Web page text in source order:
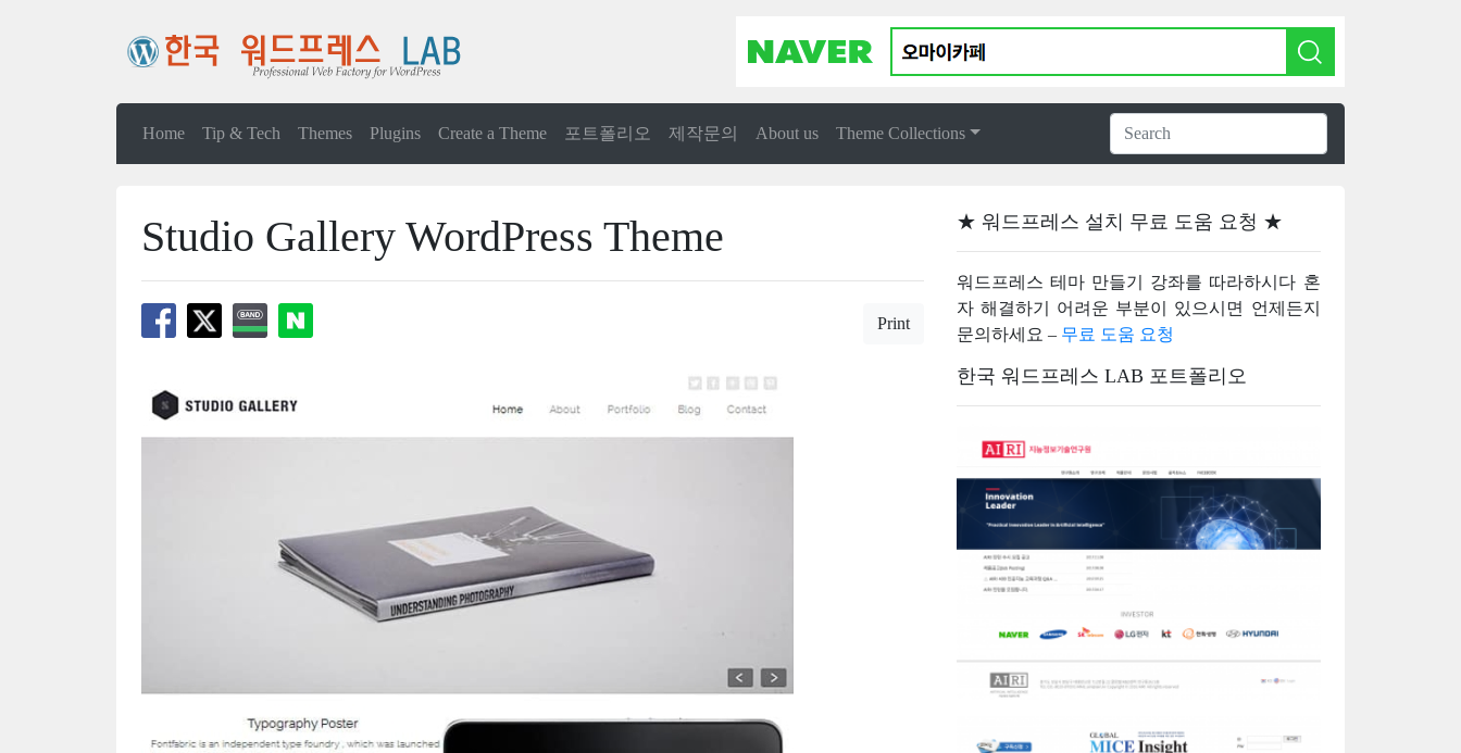
Home Tip & Tech Themes Plugins Create a Theme 포트폴리오 제작문의 About us Theme Collections
Studio Gallery WordPress Theme
Print
★ 워드프레스 설치 무료 도움 요청 ★
워드프레스 테마 만들기 강좌를 따라하시다 혼
자 해결하기 어려운 부분이 있으시면 언제든지
문의하세요 – 무료 도움 요청
한국 워드프레스 LAB 포트폴리오